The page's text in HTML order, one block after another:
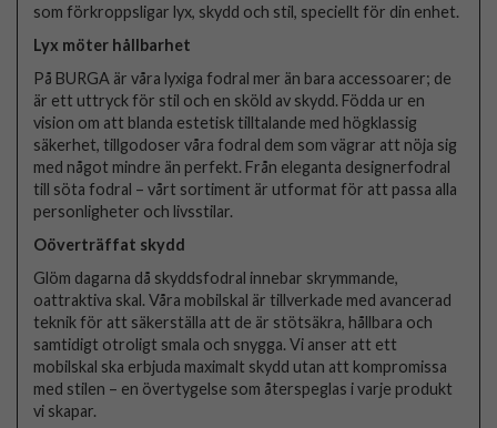
som förkroppsligar lyx, skydd och stil, speciellt för din enhet.
Lyx möter hållbarhet
På BURGA är våra lyxiga fodral mer än bara accessoarer; de
är ett uttryck för stil och en sköld av skydd. Födda ur en
vision om att blanda estetisk tilltalande med högklassig
säkerhet, tillgodoser våra fodral dem som vägrar att nöja sig
med något mindre än perfekt. Från eleganta designerfodral
till söta fodral – vårt sortiment är utformat för att passa alla
personligheter och livsstilar.
Oöverträffat skydd
Glöm dagarna då skyddsfodral innebar skrymmande,
oattraktiva skal. Våra mobilskal är tillverkade med avancerad
teknik för att säkerställa att de är stötsäkra, hållbara och
samtidigt otroligt smala och snygga. Vi anser att ett
mobilskal ska erbjuda maximalt skydd utan att kompromissa
med stilen – en övertygelse som återspeglas i varje produkt
vi skapar.